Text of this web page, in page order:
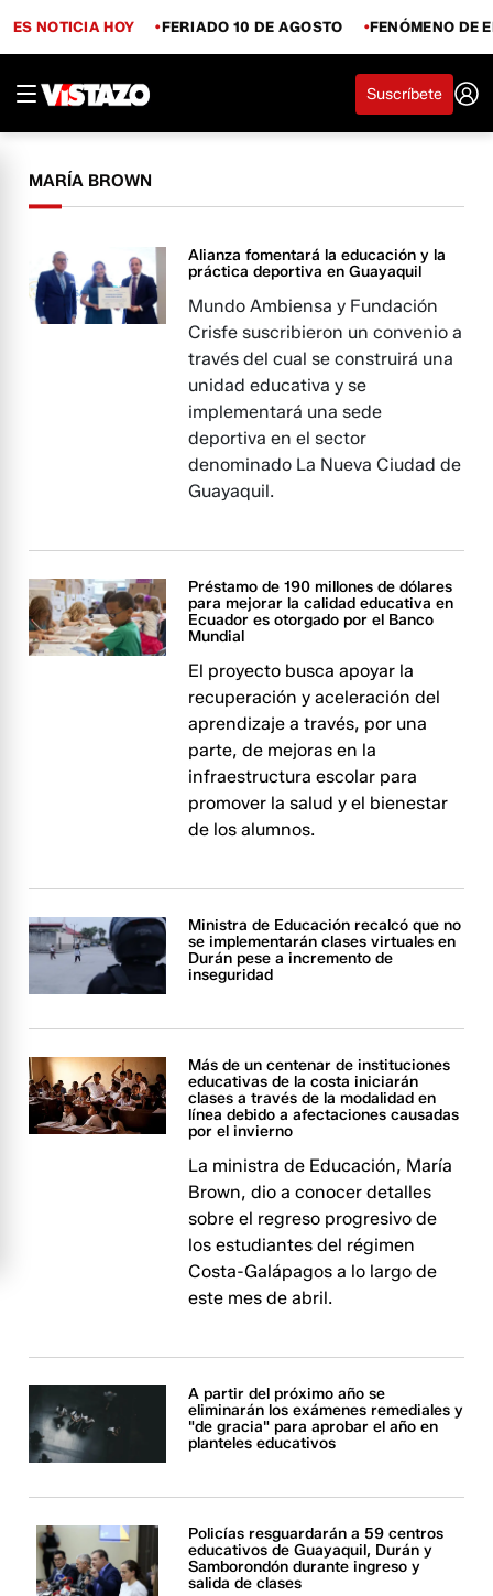
ES NOTICIA HOY FERIADO 10 DE AGOSTO FENÓMENO DE
Suscríbete
MARÍA BROWN
Alianza fomentará la educación y la
práctica deportiva en Guayaquil
Mundo Ambiensa y Fundación
Crisfe suscribieron un convenio a
través del cual se construirá una
unidad educativa y se
implementará una sede
deportiva en el sector
denominado La Nueva Ciudad de
Guayaquil.
Préstamo de 190 millones de dólares
para mejorar la calidad educativa en
Ecuador es otorgado por el Banco
Mundial
El proyecto busca apoyar la
recuperación y aceleración del
aprendizaje a través, por una
parte, de mejoras en la
infraestructura escolar para
promover la salud y el bienestar
de los alumnos.
Ministra de Educación recalcó que no
se implementarán clases virtuales en
Durán pese a incremento de
inseguridad
Más de un centenar de instituciones
educativas de la costa iniciarán
clases a través de la modalidad en
línea debido a afectaciones causadas
por el invierno
La ministra de Educación, María
Brown, dio a conocer detalles
sobre el regreso progresivo de
los estudiantes del régimen
Costa-Galápagos a lo largo de
este mes de abril.
A partir del próximo año se
eliminarán los exámenes remediales y
"de gracia" para aprobar el año en
planteles educativos
Policías resguardarán a 59 centros
educativos de Guayaquil, Durán y
Samborondón durante ingreso y
salida de clases